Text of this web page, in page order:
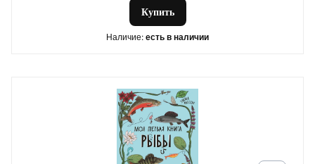
Купить
Наличие: есть в наличии